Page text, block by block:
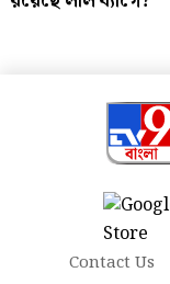
Contact Us